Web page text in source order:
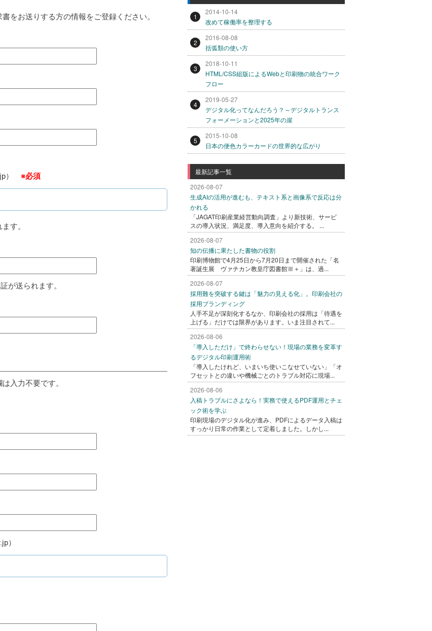
をお送りする方の情報をご登録ください。
） ※必須
す。
が送られます。
入力不要です。
）
1
2014-10-14
改めて稼働率を整理する
2
2016-08-08
括弧類の使い方
3
2018-10-11
HTML/CSS組版によるWebと印刷物の統合ワーク
フロー
4
2019-05-27
デジタル化ってなんだろう？～デジタルトランス
フォーメーションと2025年の崖
5
2015-10-08
日本の便色カラーカードの世界的な広がり
最新記事一覧
2026-08-07
生成AIの活用が進むも、テキスト系と画像系で反応は分
かれる
「JAGAT印刷産業経営動向調査」より新技術、サービ
スの導入状況、満足度、導入意向を紹介する。 ...
2026-08-07
知の伝播に果たした書物の役割
印刷博物館で4月25日から7月20日まで開催された「名
著誕生展 ヴァチカン教皇庁図書館Ⅲ＋」は、過...
2026-08-07
採用難を突破する鍵は「魅力の見える化」。印刷会社の
採用ブランディング
人手不足が深刻化するなか、印刷会社の採用は「待遇を
上げる」だけでは限界があります。いま注目されて...
2026-08-06
「導入しただけ」で終わらせない！現場の業務を変革す
るデジタル印刷運用術
「導入したけれど、いまいち使いこなせていない」「オ
フセットとの違いや機械ごとのトラブル対応に現場...
2026-08-06
入稿トラブルにさよなら！実務で使えるPDF運用とチェ
ック術を学ぶ
印刷現場のデジタル化が進み、PDFによるデータ入稿は
すっかり日常の作業として定着しました。しかし...